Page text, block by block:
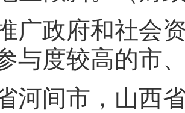
广政府和社会
与度较高的市
河间市，山西